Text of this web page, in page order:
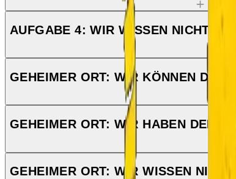
AUFGABE 4: WIR WISSEN NICHT,
GEHEIMER ORT: WIR KÖNNEN DEN
GEHEIMER ORT: WIR HABEN DEN
GEHEIMER ORT: WIR WISSEN